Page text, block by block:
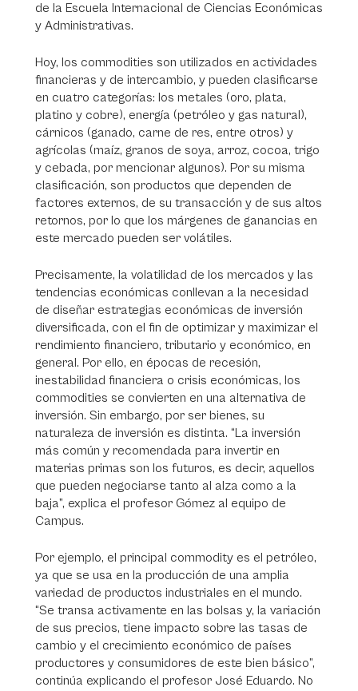
de la Escuela Internacional de Ciencias Económicas
y Administrativas.
Hoy, los commodities son utilizados en actividades
financieras y de intercambio, y pueden clasificarse
en cuatro categorías: los metales (oro, plata,
platino y cobre), energía (petróleo y gas natural),
cárnicos (ganado, carne de res, entre otros) y
agrícolas (maíz, granos de soya, arroz, cocoa, trigo
y cebada, por mencionar algunos). Por su misma
clasificación, son productos que dependen de
factores externos, de su transacción y de sus altos
retornos, por lo que los márgenes de ganancias en
este mercado pueden ser volátiles.
Precisamente, la volatilidad de los mercados y las
tendencias económicas conllevan a la necesidad
de diseñar estrategias económicas de inversión
diversificada, con el fin de optimizar y maximizar el
rendimiento financiero, tributario y económico, en
general. Por ello, en épocas de recesión,
inestabilidad financiera o crisis económicas, los
commodities se convierten en una alternativa de
inversión. Sin embargo, por ser bienes, su
naturaleza de inversión es distinta. “La inversión
más común y recomendada para invertir en
materias primas son los futuros, es decir, aquellos
que pueden negociarse tanto al alza como a la
baja”, explica el profesor Gómez al equipo de
Campus.
Por ejemplo, el principal commodity es el petróleo,
ya que se usa en la producción de una amplia
variedad de productos industriales en el mundo.
“Se transa activamente en las bolsas y, la variación
de sus precios, tiene impacto sobre las tasas de
cambio y el crecimiento económico de países
productores y consumidores de este bien básico”,
continúa explicando el profesor José Eduardo. No